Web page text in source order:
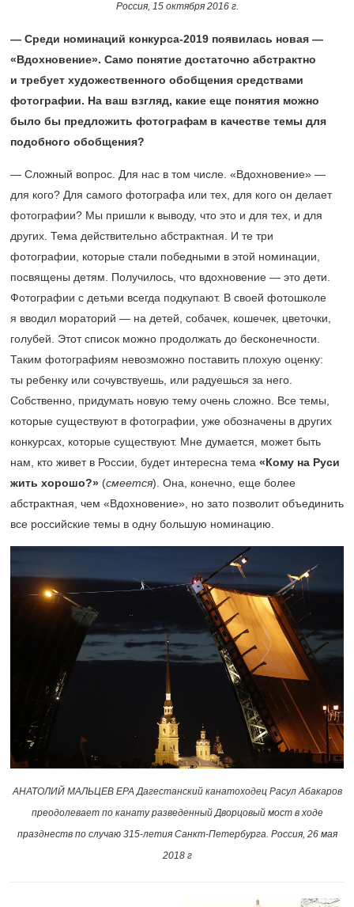
Россия, 15 октября 2016 г.
— Среди номинаций конкурса-2019 появилась новая —
«Вдохновение». Само понятие достаточно абстрактно
и требует художественного обобщения средствами
фотографии. На ваш взгляд, какие еще понятия можно
было бы предложить фотографам в качестве темы для
подобного обобщения?
— Сложный вопрос. Для нас в том числе. «Вдохновение» —
для кого? Для самого фотографа или тех, для кого он делает
фотографии? Мы пришли к выводу, что это и для тех, и для
других. Тема действительно абстрактная. И те три
фотографии, которые стали победными в этой номинации,
посвящены детям. Получилось, что вдохновение — это дети.
Фотографии с детьми всегда подкупают. В своей фотошколе
я вводил мораторий — на детей, собачек, кошечек, цветочки,
голубей. Этот список можно продолжать до бесконечности.
Таким фотографиям невозможно поставить плохую оценку:
ты ребенку или сочувствуешь, или радуешься за него.
Собственно, придумать новую тему очень сложно. Все темы,
которые существуют в фотографии, уже обозначены в других
конкурсах, которые существуют. Мне думается, может быть
нам, кто живет в России, будет интересна тема «Кому на Руси
жить хорошо?» (смеется). Она, конечно, еще более
абстрактная, чем «Вдохновение», но зато позволит объединить
все российские темы в одну большую номинацию.
АНАТОЛИЙ МАЛЬЦЕВ EPA Дагестанский канатоходец Расул Абакаров
преодолевает по канату разведенный Дворцовый мост в ходе
празднеств по случаю 315-летияСанкт-Петербурга. Россия, 26 мая
2018 г